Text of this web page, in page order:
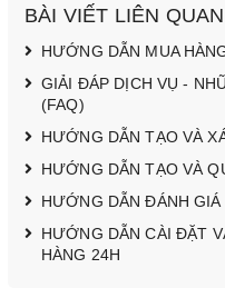
BÀI VIẾT LIÊN QUAN
HƯỚNG DẪN MUA
GIẢI ĐÁP DỊCH VỤ -
(FAQ)
HƯỚNG DẪN TẠO VÀ
HƯỚNG DẪN TẠO VÀ
HƯỚNG DẪN ĐÁNH GIÁ
HƯỚNG DẪN CÀI ĐẶT
HÀNG 24H